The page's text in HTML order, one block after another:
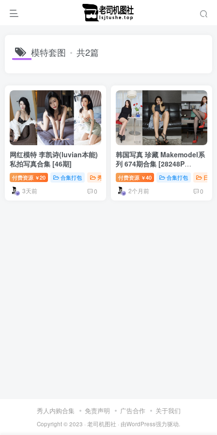
模特套图 共2篇
网红模特 李凯诗(luvian本能)
私拍写真合集 [46期]
付费资源 ￥20 合集打包 秀人写真 钻石免费
3天前 0
韩国写真 珍藏 Makemodel系
列 674期合集 [28248P
96.1G]
付费资源 ￥40 合集打包 日韩
2个月前 0
秀人内购合集 免责声明 广告合作 关于我们
Copyright © 2023 · 老司机图社 · 由WordPress强力驱动.